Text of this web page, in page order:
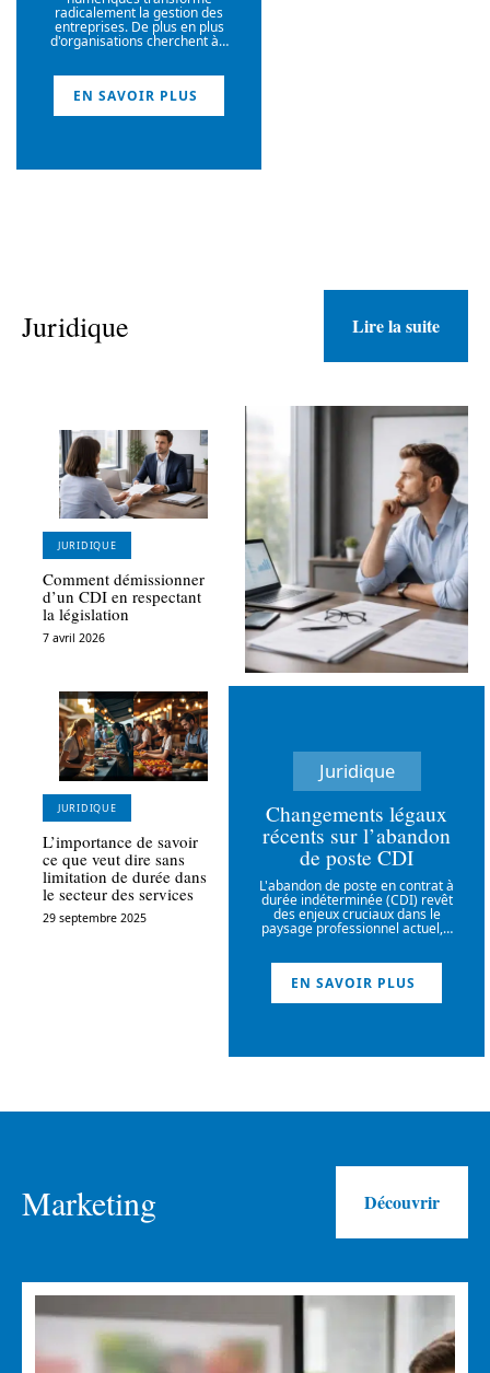
radicalement la gestion des
entreprises. De plus en plus
d'organisations cherchent à…
EN SAVOIR PLUS
Juridique Lire la suite
JURIDIQUE
Comment démissionner
d’un CDI en respectant
la législation
7 avril 2026
JURIDIQUE
L’importance de savoir
ce que veut dire sans
limitation de durée dans
le secteur des services
29 septembre 2025
Juridique
Changements légaux
récents sur l’abandon
de poste CDI
L'abandon de poste en contrat à
durée indéterminée (CDI) revêt
des enjeux cruciaux dans le
paysage professionnel actuel,…
EN SAVOIR PLUS
Marketing Découvrir